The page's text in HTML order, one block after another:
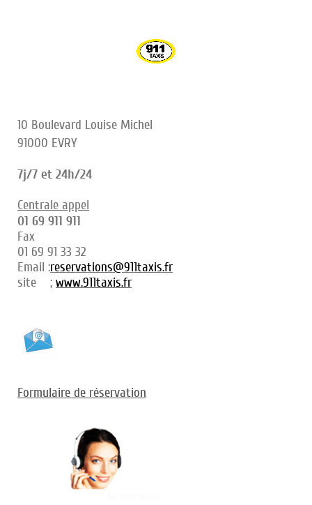
10 Boulevard Louise Michel
91000 EVRY
7j/7 et 24h/24
Centrale appel
01 69 911 911
Fax
01 69 91 33 32
Email :reservations@911taxis.fr
site ; www.911taxis.fr
Formulaire de réservation